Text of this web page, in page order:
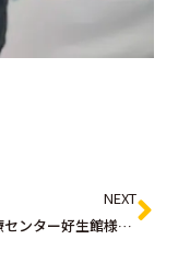
NEXT
佐賀県医療センター好生館様（佐賀市）